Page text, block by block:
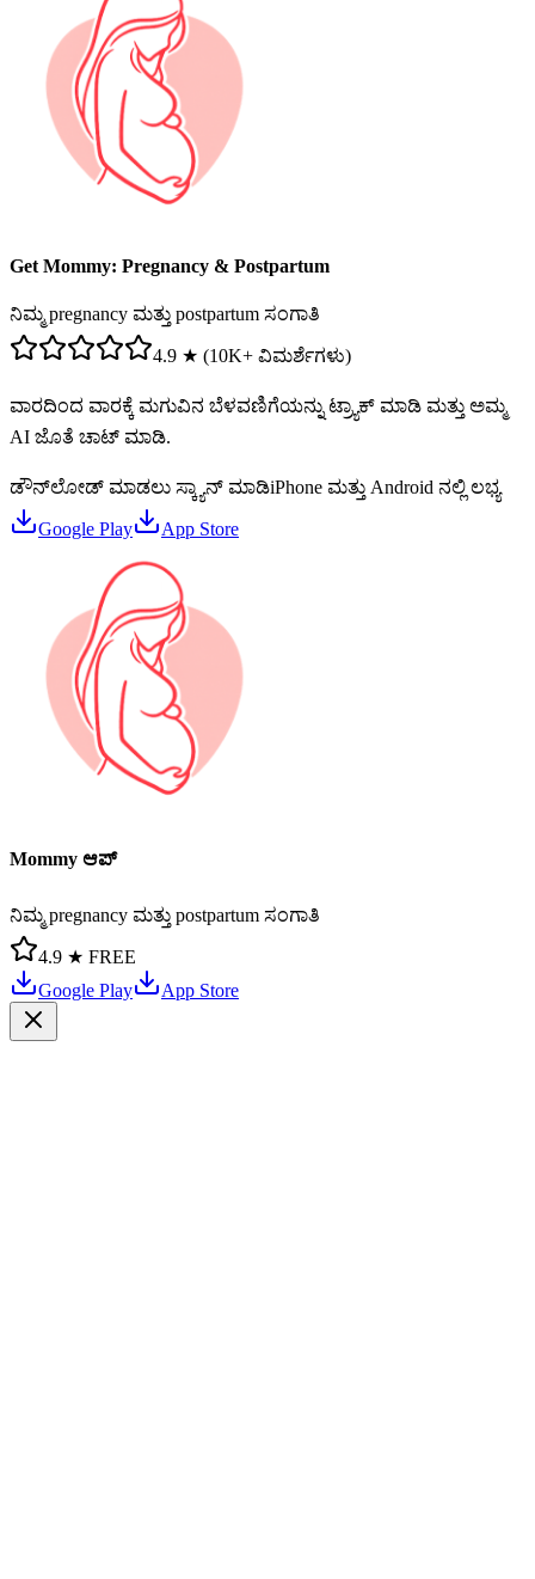
Get Mommy: Pregnancy & Postpartum
ನಿಮ್ಮ pregnancy ಮತ್ತು postpartum ಸಂಗಾತಿ
4.9 ★ (10K+ ವಿಮರ್ಶೆಗಳು)
ವಾರದಿಂದ ವಾರಕ್ಕೆ ಮಗುವಿನ ಬೆಳವಣಿಗೆಯನ್ನು ಟ್ರ್ಯಾಕ್ ಮಾಡಿ ಮತ್ತು ಅಮ್ಮ
AI ಜೊತೆ ಚಾಟ್ ಮಾಡಿ.
ಡೌನ್‌ಲೋಡ್ ಮಾಡಲು ಸ್ಕ್ಯಾನ್ ಮಾಡಿiPhone ಮತ್ತು Android ನಲ್ಲಿ ಲಭ್ಯ
Google Play App Store
Mommy ಆಪ್
ನಿಮ್ಮ pregnancy ಮತ್ತು postpartum ಸಂಗಾತಿ
4.9 ★ FREE
Google Play
App Store